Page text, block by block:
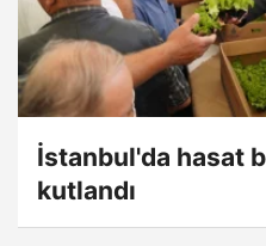
İstanbul'da hasat
kutlandı